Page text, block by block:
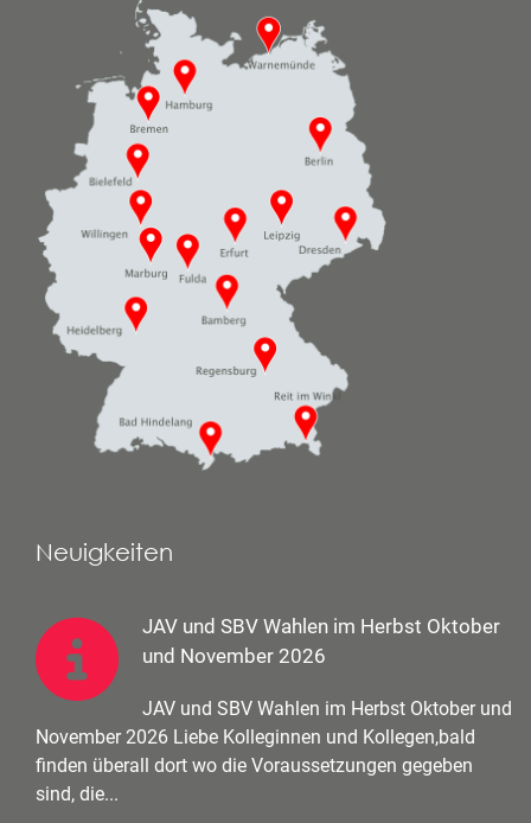
Neuigkeiten
JAV und SBV Wahlen im Herbst Oktober
und November 2026
JAV und SBV Wahlen im Herbst Oktober und
November 2026 Liebe Kolleginnen und Kollegen,bald
finden überall dort wo die Voraussetzungen gegeben
sind, die...